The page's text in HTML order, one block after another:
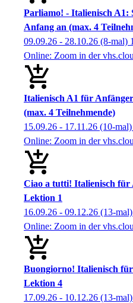
Parliamo! - Italienisch A1:
Anfang an (max. 4
09.09.26 - 28.10.26 (8-mal)
Online: Zoom in der
Italienisch A1 für
(max. 4 Teilnehmende)
15.09.26 - 17.11.26 (10-mal)
Online: Zoom in der
Ciao a tutti! Italienisch für
Lektion 1
16.09.26 - 09.12.26 (13-mal)
Online: Zoom in der
Buongiorno! Italienisch
Lektion 4
17.09.26 - 10.12.26 (13-mal)